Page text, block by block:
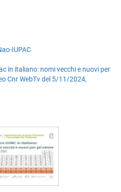
IUPAC
in italiano: nomi vecchi e nuovi per
Cnr WebTv del 5/11/2024,